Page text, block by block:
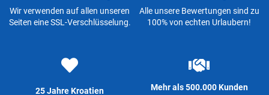
Wir verwenden auf allen unseren
Seiten eine SSL-Verschlüsselung.
Alle unsere Bewertungen sind zu
100% von echten Urlaubern!
25 Jahre Kroatien
Mehr als 500.000 Kunden